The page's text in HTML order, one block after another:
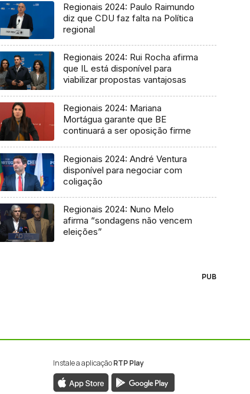
Regionais 2024: Paulo Raimundo
diz que CDU faz falta na Política
regional
Regionais 2024: Rui Rocha afirma
que IL está disponível para
viabilizar propostas vantajosas
Regionais 2024: Mariana
Mortágua garante que BE
continuará a ser oposição firme
Regionais 2024: André Ventura
disponível para negociar com
coligação
Regionais 2024: Nuno Melo
afirma “sondagens não vencem
eleições”
PUB
Instale a aplicaçãoRTP Play